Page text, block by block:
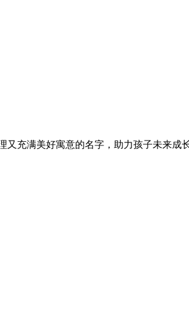
充满美好寓意的名字，助力孩子未来成